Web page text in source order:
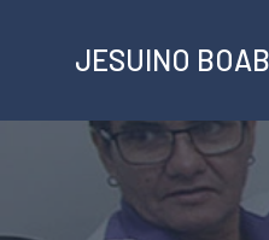
o
conteúdo
JESUINO